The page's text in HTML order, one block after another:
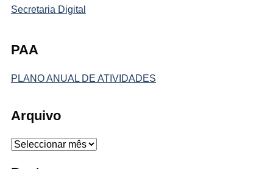
Secretaria Digital
PAA
PLANO ANUAL DE ATIVIDADES
Arquivo
Arquivo